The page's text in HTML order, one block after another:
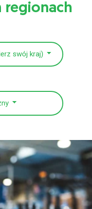
regionach
swój kraj)